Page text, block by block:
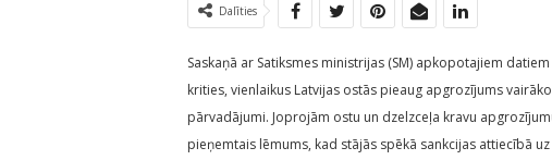
Dalīties
Saskaņā ar Satiksmes ministrijas (SM) apkopotajiem
krities, vienlaikus Latvijas ostās pieaug apgrozījums
pārvadājumi. Joprojām ostu un dzelzceļa kravu
pieņemtais lēmums, kad stājās spēkā sankcijas attiecībā